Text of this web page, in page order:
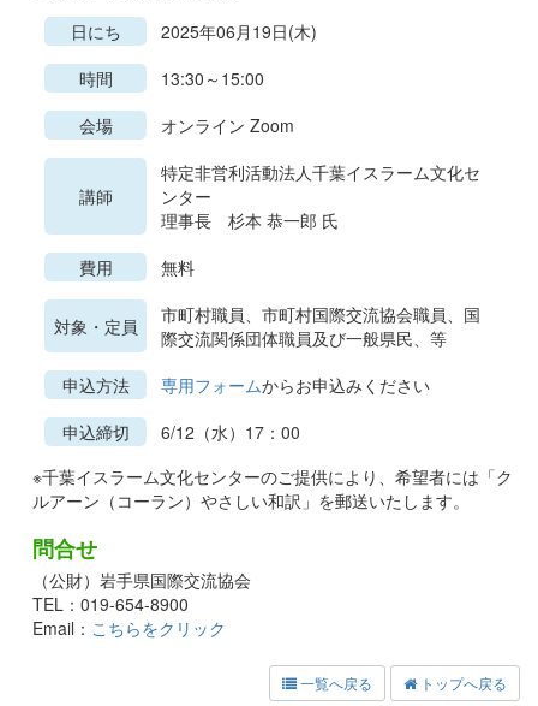
日にち
2025年06月19日(木)
時間
13:30～15:00
会場
オンライン Zoom
講師
特定非営利活動法人千葉イスラーム文化セ
ンター
理事長 杉本 恭一郎 氏
費用
無料
対象・定員
市町村職員、市町村国際交流協会職員、国
際交流関係団体職員及び一般県民、等
申込方法
専用フォームからお申込みください
申込締切
6/12（水）17：00
※千葉イスラーム文化センターのご提供により、希望者には「ク
ルアーン（コーラン）やさしい和訳」を郵送いたします。
問合せ
（公財）岩手県国際交流協会
TEL：019-654-8900
Email： こちらをクリック
一覧へ戻る トップへ戻る